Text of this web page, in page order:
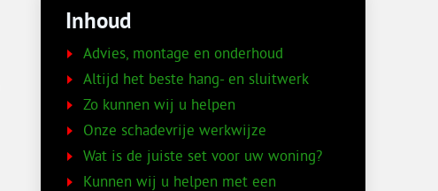
Inhoud
Advies, montage en onderhoud
Altijd het beste hang- en sluitwerk
Zo kunnen wij u helpen
Onze schadevrije werkwijze
Wat is de juiste set voor uw woning?
Kunnen wij u helpen met een